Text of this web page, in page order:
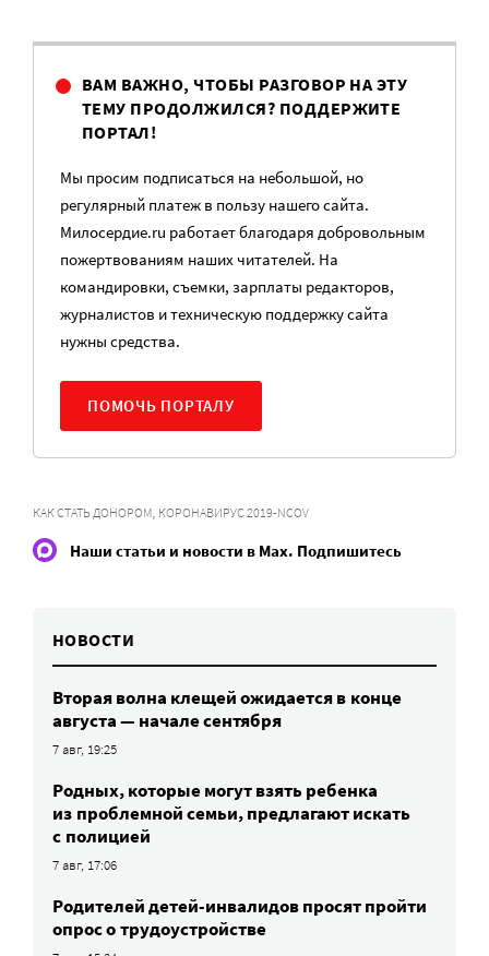
ВАМ ВАЖНО, ЧТОБЫ РАЗГОВОР НА ЭТУ
ТЕМУ ПРОДОЛЖИЛСЯ? ПОДДЕРЖИТЕ
ПОРТАЛ!
Мы просим подписаться на небольшой, но
регулярный платеж в пользу нашего сайта.
Милосердие.ru работает благодаря добровольным
пожертвованиям наших читателей. На
командировки, съемки, зарплаты редакторов,
журналистов и техническую поддержку сайта
нужны средства.
ПОМОЧЬ ПОРТАЛУ
КАК СТАТЬ ДОНОРОМ, КОРОНАВИРУС 2019-NCOV
Наши статьи и новости в Max. Подпишитесь
НОВОСТИ
Вторая волна клещей ожидается в конце
августа — начале сентября
7 авг, 19:25
Родных, которые могут взять ребенка
из проблемной семьи, предлагают искать
с полицией
7 авг, 17:06
Родителей детей-инвалидов просят пройти
опрос о трудоустройстве